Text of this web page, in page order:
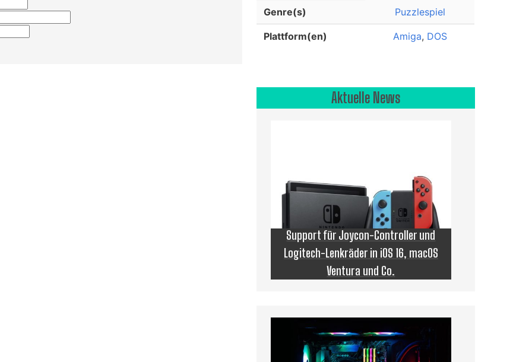
Genre(s) Puzzlespiel
Plattform(en) Amiga, DOS
Aktuelle News
Support für Joycon-Controller und
Logitech-Lenkräder in iOS 16, macOS
Ventura und Co.